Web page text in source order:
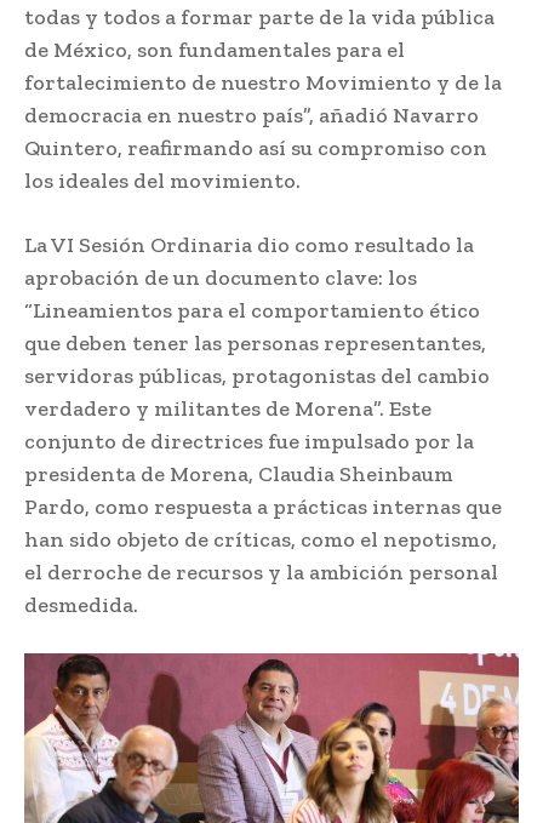
todas y todos a formar parte de la vida pública
de México, son fundamentales para el
fortalecimiento de nuestro Movimiento y de la
democracia en nuestro país”, añadió Navarro
Quintero, reafirmando así su compromiso con
los ideales del movimiento.
La VI Sesión Ordinaria dio como resultado la
aprobación de un documento clave: los
“Lineamientos para el comportamiento ético
que deben tener las personas representantes,
servidoras públicas, protagonistas del cambio
verdadero y militantes de Morena”. Este
conjunto de directrices fue impulsado por la
presidenta de Morena, Claudia Sheinbaum
Pardo, como respuesta a prácticas internas que
han sido objeto de críticas, como el nepotismo,
el derroche de recursos y la ambición personal
desmedida.